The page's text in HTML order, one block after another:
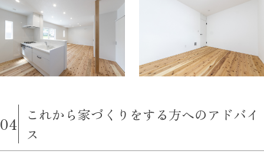
04
これから家づくりをする方へのアドバイ
ス